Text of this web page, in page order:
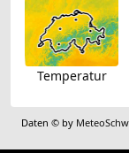
Temperatur
Daten © by